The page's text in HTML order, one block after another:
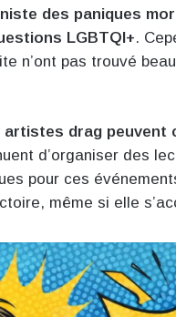
des paniques
LGBTQI+.
n’ont pas trouvé
drag peuvent
d’organiser des
pour ces
même si elle